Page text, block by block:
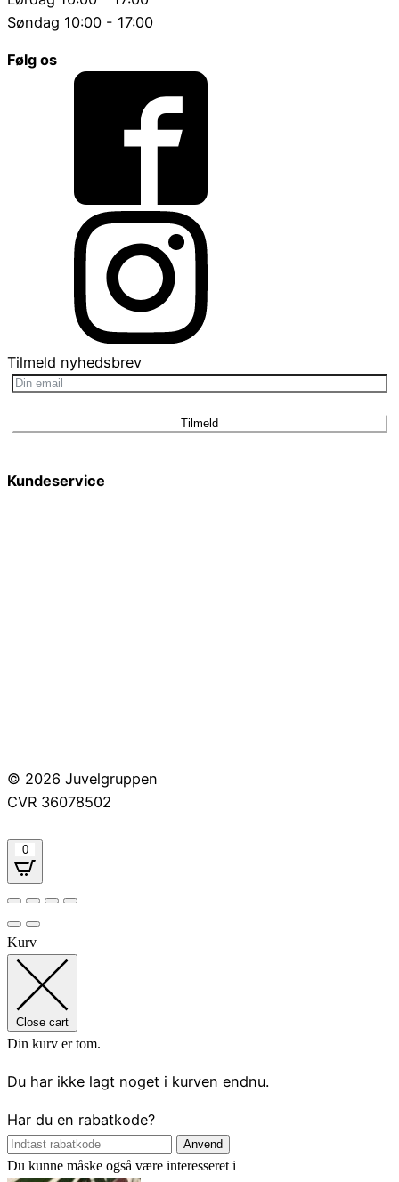
Søndag 10:00 - 17:00
Følg os
Tilmeld nyhedsbrev
Tilmeld
Kundeservice
© 2026 Juvelgruppen
CVR 36078502
0
Kurv
Close cart
Din kurv er tom.
Du har ikke lagt noget i kurven endnu.
Har du en rabatkode?
Anvend
Du kunne måske også være interesseret i